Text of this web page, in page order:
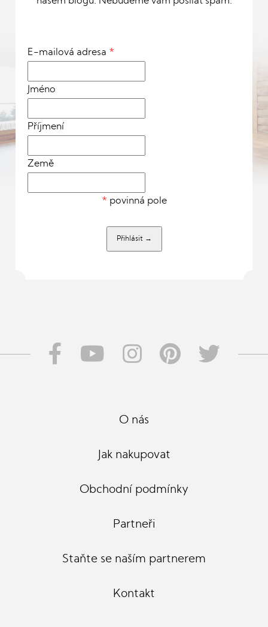
E-mailová adresa *
Jméno
Příjmení
Země
* povinná pole
Přihlásit →
O nás
Jak nakupovat
Obchodní podmínky
Partneři
Staňte se naším partnerem
Kontakt